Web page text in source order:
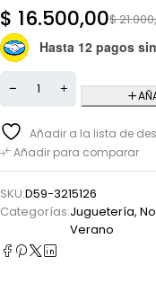
$
$ 16.500,00
Hasta 12 pagos
Añadir a la lista de
Añadir para comparar
SKU:D59-3215126
Categorías:Juguetería,
Verano